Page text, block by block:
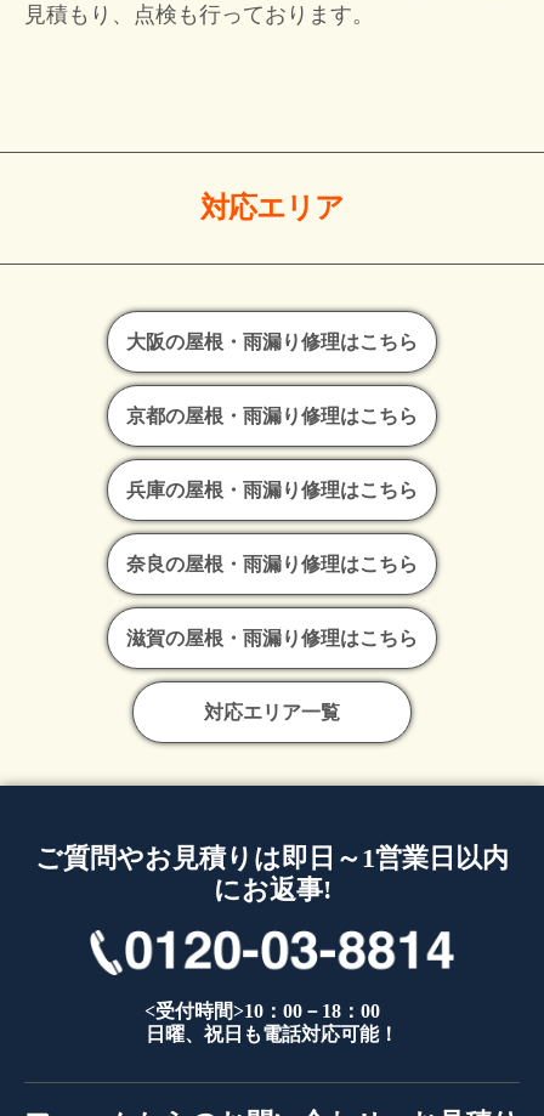
見積もり、点検も行っております。
対応エリア
大阪の屋根・雨漏り修理はこちら
京都の屋根・雨漏り修理はこちら
兵庫の屋根・雨漏り修理はこちら
奈良の屋根・雨漏り修理はこちら
滋賀の屋根・雨漏り修理はこちら
対応エリア一覧
ご質問やお見積りは即日～1営業日以内
にお返事!
<受付時間>10：00－18：00
日曜、祝日も電話対応可能！